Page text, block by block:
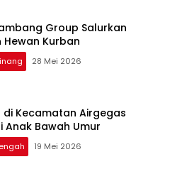
Group Salurkan
Hewan Kurban
28 Mei 2026
di Kecamatan Airgegas
19 Mei 2026